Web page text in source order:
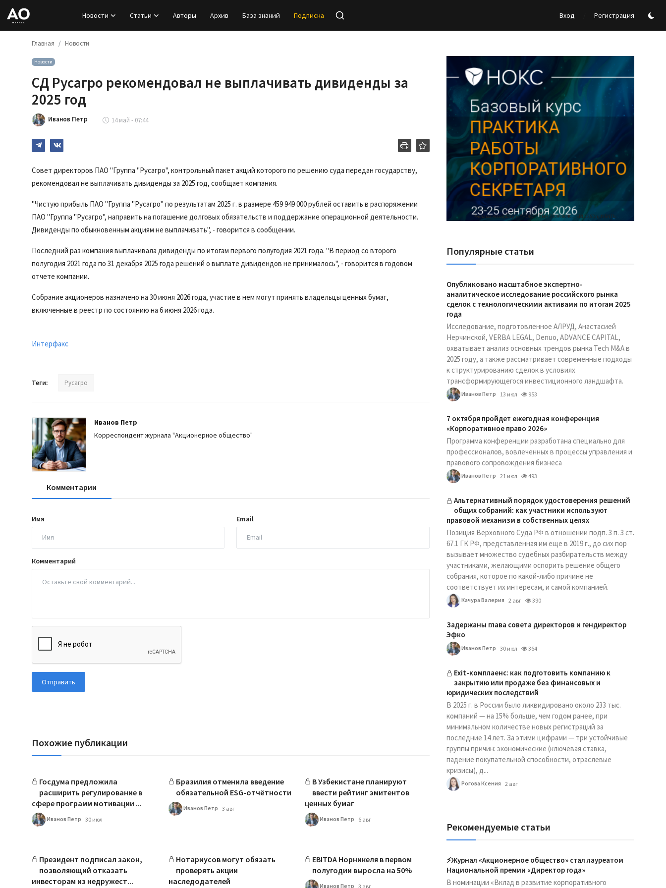
Новости Статьи Авторы Архив База знаний Подписка Вход Регистрация
Новости
Статьи
Подписка
Главная Новости
Новости
СД Русагро рекомендовал не выплачивать дивиденды за
2025 год
Иванов Петр 14 май - 07:44
Совет директоров ПАО "Группа "Русагро", контрольный пакет акций которого по решению суда передан государству,
рекомендовал не выплачивать дивиденды за 2025 год, сообщает компания.
"Чистую прибыль ПАО "Группа "Русагро" по результатам 2025 г. в размере 459 949 000 рублей оставить в распоряжении
ПАО "Группа "Русагро", направить на погашение долговых обязательств и поддержание операционной деятельности.
Дивиденды по обыкновенным акциям не выплачивать", - говорится в сообщении.
Последний раз компания выплачивала дивиденды по итогам первого полугодия 2021 года. "В период со второго
полугодия 2021 года по 31 декабря 2025 года решений о выплате дивидендов не принималось", - говорится в годовом
отчете компании.
Собрание акционеров назначено на 30 июня 2026 года, участие в нем могут принять владельцы ценных бумаг,
включенные в реестр по состоянию на 6 июня 2026 года.
Интерфакс
Теги: Русагро
Иванов Петр
Корреспондент журнала "Акционерное общество"
Комментарии
Имя Email
Комментарий
Отправить
Похожие публикации
Госдума предложила
расширить регулирование в
сфере программ мотивации ...
Иванов Петр 30 июл
Бразилия отменила введение
обязательной ESG-отчётности
Иванов Петр 3 авг
В Узбекистане планируют
ввести рейтинг эмитентов
ценных бумаг
Иванов Петр 6 авг
Президент подписал закон,
позволяющий отказать
инвесторам из недружест...
Нотариусов могут обязать
проверять акции
наследодателей
EBITDA Норникеля в первом
полугодии выросла на 50%
Иванов Петр 3 авг
Реклама Ассоциации "НОКС", ИНН 7709980401, ERID:2SDnjdY5NTb
Популярные статьи
Опубликовано масштабное экспертно-
аналитическое исследование российского рынка
сделок с технологическими активами по итогам 2025
года
Исследование, подготовленное АЛРУД, Анастасией
Нерчинской, VERBA LEGAL, Denuo, ADVANCE CAPITAL,
охватывает анализ основных трендов рынка Tech M&A в
2025 году, а также рассматривает современные подходы
к структурированию сделок в условиях
трансформирующегося инвестиционного ландшафта.
Иванов Петр 13 июл 953
7 октября пройдет ежегодная конференция
«Корпоративное право 2026»
Программа конференции разработана специально для
профессионалов, вовлеченных в процессы управления и
правового сопровождения бизнеса
Иванов Петр 21 июл 493
Альтернативный порядок удостоверения решений
общих собраний: как участники используют
правовой механизм в собственных целях
Позиция Верховного Суда РФ в отношении подп. 3 п. 3 ст.
67.1 ГК РФ, представленная им еще в 2019 г., до сих пор
вызывает множество судебных разбирательств между
участниками, желающими оспорить решение общего
собрания, которое по какой-либо причине не
соответствует их интересам, и самой компанией.
Качура Валерия 2 авг 390
Задержаны глава совета директоров и гендиректор
Эфко
Иванов Петр 30 июл 364
Exit-комплаенс: как подготовить компанию к
закрытию или продаже без финансовых и
юридических последствий
В 2025 г. в России было ликвидировано около 233 тыс.
компаний — на 15% больше, чем годом ранее, при
минимальном количестве новых регистраций за
последние 14 лет. За этими цифрами — три устойчивые
группы причин: экономические (ключевая ставка,
падение покупательной способности, отраслевые
кризисы), д...
Рогова Ксения 2 авг
Рекомендуемые статьи
⚡️Журнал «Акционерное общество» стал лауреатом
Национальной премии «Директор года»
В номинации «Вклад в развитие корпоративного